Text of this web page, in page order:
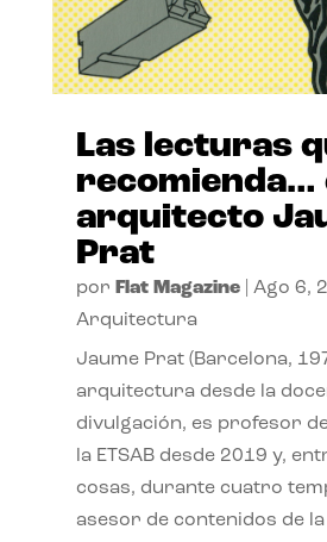
Las lecturas
recomienda…
arquitecto
Prat
por Flat Magazine| Ago 6,
Arquitectura
Jaume Prat (Barcelona,
arquitectura desde la
divulgación, es profesor
la ETSAB desde 2019 y,
cosas, durante cuatro
asesor de contenidos de